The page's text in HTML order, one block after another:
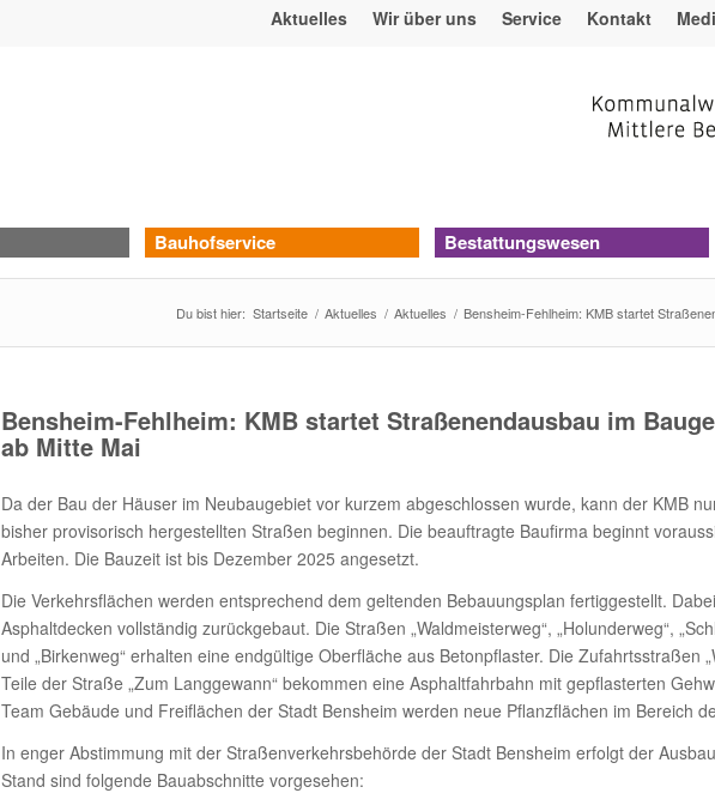
Aktuelles Wir über uns Service Kontakt
Bauhofservice Bestattungswesen
Du bist hier: Startseite / Aktuelles / Aktuelles / Bensheim-Fehlheim: KMB startet
Bensheim-Fehlheim: KMB startet Straßenendausbau im
ab Mitte Mai
Da der Bau der Häuser im Neubaugebiet vor kurzem abgeschlossen wurde, kann der KMB
bisher provisorisch hergestellten Straßen beginnen. Die beauftragte Baufirma beginnt
Arbeiten. Die Bauzeit ist bis Dezember 2025 angesetzt.
Die Verkehrsflächen werden entsprechend dem geltenden Bebauungsplan fertiggestellt.
Asphaltdecken vollständig zurückgebaut. Die Straßen „Waldmeisterweg“, „Holunderweg“,
und „Birkenweg“ erhalten eine endgültige Oberfläche aus Betonpflaster. Die Zufahrtsstraßen
Teile der Straße „Zum Langgewann“ bekommen eine Asphaltfahrbahn mit gepflasterten
Team Gebäude und Freiflächen der Stadt Bensheim werden neue Pflanzflächen im Bereich
In enger Abstimmung mit der Straßenverkehrsbehörde der Stadt Bensheim erfolgt der
Stand sind folgende Bauabschnitte vorgesehen: